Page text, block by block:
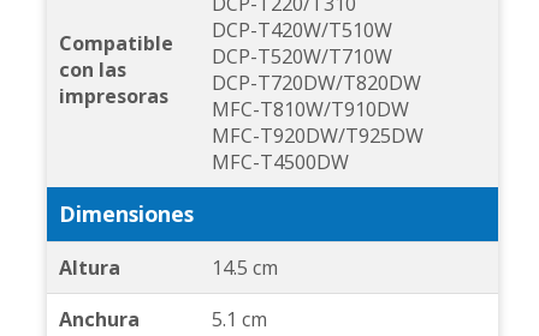
Compatible
con las
impresoras
DCP-T420W/T510W
DCP-T520W/T710W
DCP-T720DW/T820DW
MFC-T810W/T910DW
MFC-T920DW/T925DW
MFC-T4500DW
Dimensiones
Altura
14.5 cm
Anchura
5.1 cm